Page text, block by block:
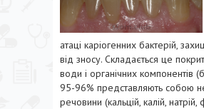
атаці каріогенних бактерій,
від зносу. Складається це
води і органічних компонентів
95-96% представляють собою
речовини (кальцій, калій,